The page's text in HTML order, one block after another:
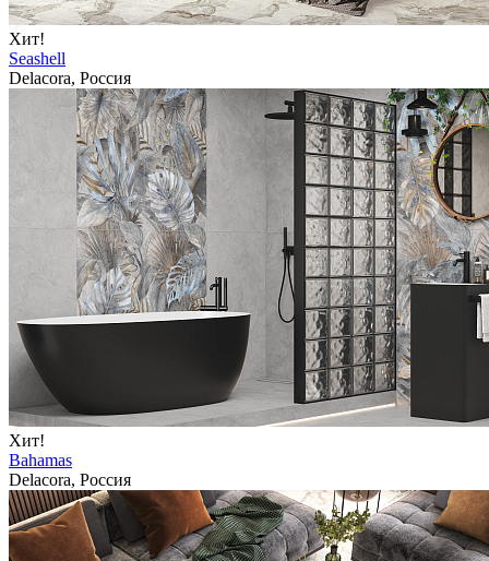
Хит!
Seashell
Delacora, Россия
Хит!
Bahamas
Delacora, Россия